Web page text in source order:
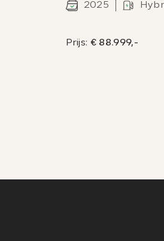
2025
Prijs: € 88.999,-